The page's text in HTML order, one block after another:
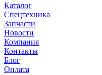
Каталог
Спецтехника
Запчасти
Новости
Компания
Контакты
Блог
Оплата